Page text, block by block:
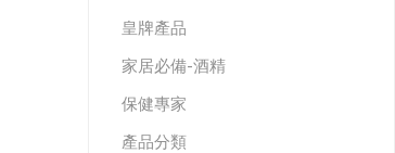
皇牌產品
家居必備-酒精
保健專家
產品分類